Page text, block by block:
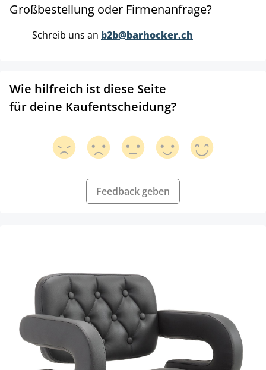
Großbestellung oder Firmenanfrage?
Schreib uns an b2b@barhocker.ch
Wie hilfreich ist diese Seite
für deine Kaufentscheidung?
Feedback geben